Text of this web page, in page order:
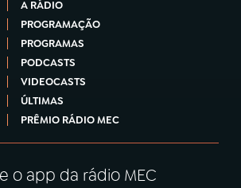
A RÁDIO
PROGRAMAÇÃO
PROGRAMAS
PODCASTS
VIDEOCASTS
ÚLTIMAS
PRÊMIO RÁDIO MEC
o app da rádio MEC